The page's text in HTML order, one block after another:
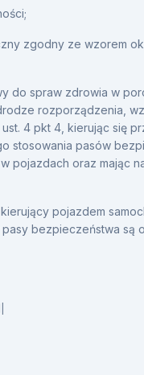
zgodny ze wzorem
do spraw zdrowia w
rozporządzenia,
4 pkt 4, kierując się
stosowania pasów
pojazdach oraz mając
pojazdem
bezpieczeństwa są